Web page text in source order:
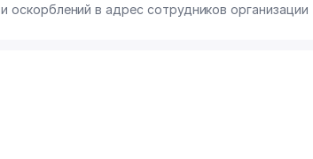
и оскорблений в адрес сотрудников организации